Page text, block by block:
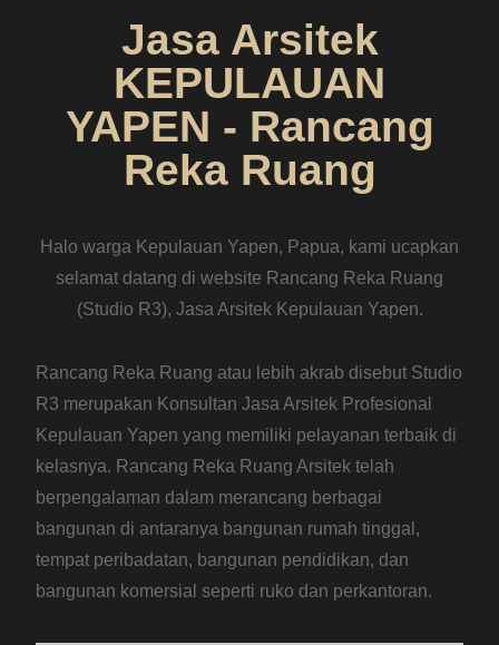
Jasa Arsitek
KEPULAUAN
YAPEN - Rancang
Reka Ruang
Halo warga Kepulauan Yapen, Papua, kami ucapkan
selamat datang di website Rancang Reka Ruang
(Studio R3), Jasa Arsitek Kepulauan Yapen.
Rancang Reka Ruang atau lebih akrab disebut Studio
R3 merupakan Konsultan Jasa Arsitek Profesional
Kepulauan Yapen yang memiliki pelayanan terbaik di
kelasnya. Rancang Reka Ruang Arsitek telah
berpengalaman dalam merancang berbagai
bangunan di antaranya bangunan rumah tinggal,
tempat peribadatan, bangunan pendidikan, dan
bangunan komersial seperti ruko dan perkantoran.